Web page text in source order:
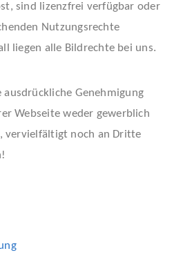
sind lizenzfrei verfügbar oder
Nutzungsrechte
liegen alle Bildrechte bei uns.
ausdrückliche Genehmigung
Webseite weder gewerblich
vervielfältigt noch an Dritte